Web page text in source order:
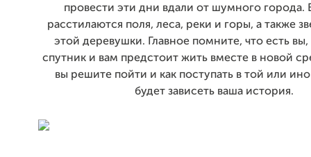
провести эти дни вдали от шумного города.
расстилаются поля, леса, реки и горы, а также
этой деревушки. Главное помните, что есть
спутник и вам предстоит жить вместе в новой
вы решите пойти и как поступать в той или
будет зависеть ваша история.